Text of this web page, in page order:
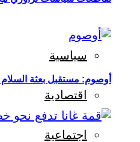
سياسية
اقتصادية
اجتماعية
أوصوم: مستقبل بعثة